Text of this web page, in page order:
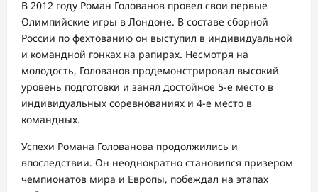
В 2012 году Роман Голованов провел свои первые
Олимпийские игры в Лондоне. В составе сборной
России по фехтованию он выступил в индивидуальной
и командной гонках на рапирах. Несмотря на
молодость, Голованов продемонстрировал высокий
уровень подготовки и занял достойное 5-е место в
индивидуальных соревнованиях и 4-е место в
командных.
Успехи Романа Голованова продолжились и
впоследствии. Он неоднократно становился призером
чемпионатов мира и Европы, побеждал на этапах